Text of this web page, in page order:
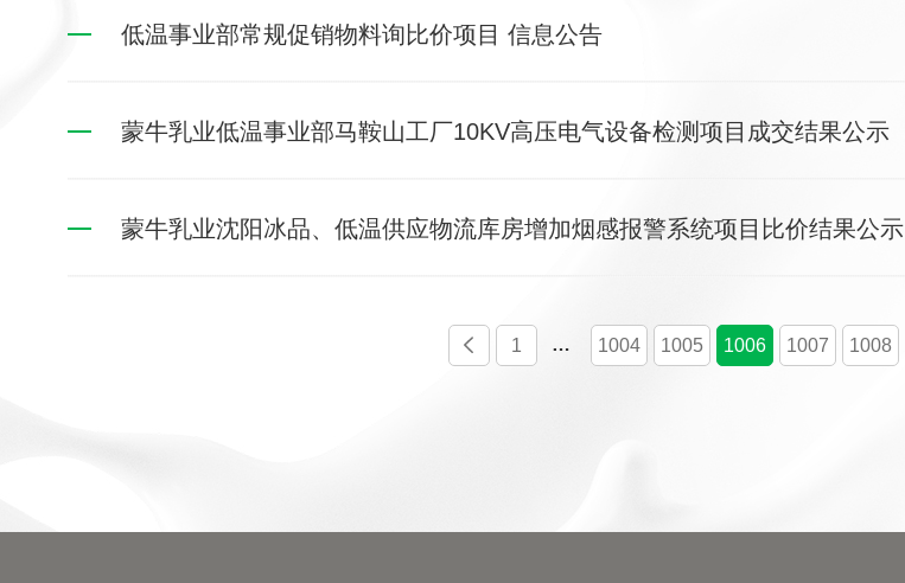
低温事业部常规促销物料询比价项目 信息公告
蒙牛乳业低温事业部马鞍山工厂10KV高压电气设备检测项目成交结果公示
蒙牛乳业沈阳冰品、低温供应物流库房增加烟感报警系统项目比价结果公示
1 … 1004 1005 1006 1007 1008